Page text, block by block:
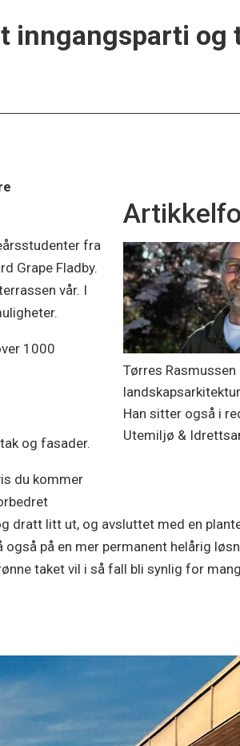
inngangsparti og
Tørres
Han sitter også i
Utemiljø &
fra
Grape Fladby.
vår. I
1000
og fasader.
du kommer
dratt litt ut, og avsluttet med en
på en mer permanent helårig
taket vil i så fall bli synlig for